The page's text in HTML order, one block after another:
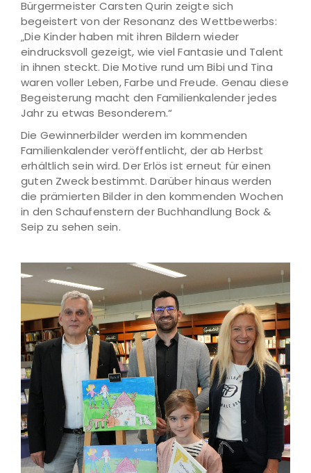
Bürgermeister Carsten Qurin zeigte sich
begeistert von der Resonanz des Wettbewerbs:
„Die Kinder haben mit ihren Bildern wieder
eindrucksvoll gezeigt, wie viel Fantasie und Talent
in ihnen steckt. Die Motive rund um Bibi und Tina
waren voller Leben, Farbe und Freude. Genau diese
Begeisterung macht den Familienkalender jedes
Jahr zu etwas Besonderem.“
Die Gewinnerbilder werden im kommenden
Familienkalender veröffentlicht, der ab Herbst
erhältlich sein wird. Der Erlös ist erneut für einen
guten Zweck bestimmt. Darüber hinaus werden
die prämierten Bilder in den kommenden Wochen
in den Schaufenstern der Buchhandlung Bock &
Seip zu sehen sein.